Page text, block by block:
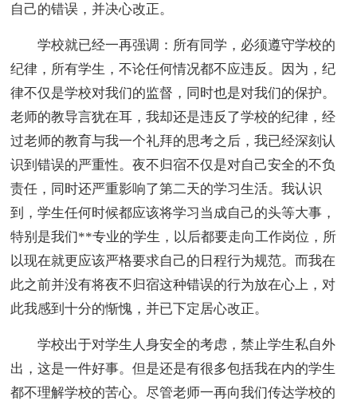
自己的错误，并决心改正。
学校就已经一再强调：所有同学，必须遵守学校的
纪律，所有学生，不论任何情况都不应违反。因为，纪
律不仅是学校对我们的监督，同时也是对我们的保护。
老师的教导言犹在耳，我却还是违反了学校的纪律，经
过老师的教育与我一个礼拜的思考之后，我已经深刻认
识到错误的严重性。夜不归宿不仅是对自己安全的不负
责任，同时还严重影响了第二天的学习生活。我认识
到，学生任何时候都应该将学习当成自己的头等大事，
特别是我们**专业的学生，以后都要走向工作岗位，所
以现在就更应该严格要求自己的日程行为规范。而我在
此之前并没有将夜不归宿这种错误的行为放在心上，对
此我感到十分的惭愧，并已下定居心改正。
学校出于对学生人身安全的考虑，禁止学生私自外
出，这是一件好事。但是还是有很多包括我在内的学生
都不理解学校的苦心。尽管老师一再向我们传达学校的